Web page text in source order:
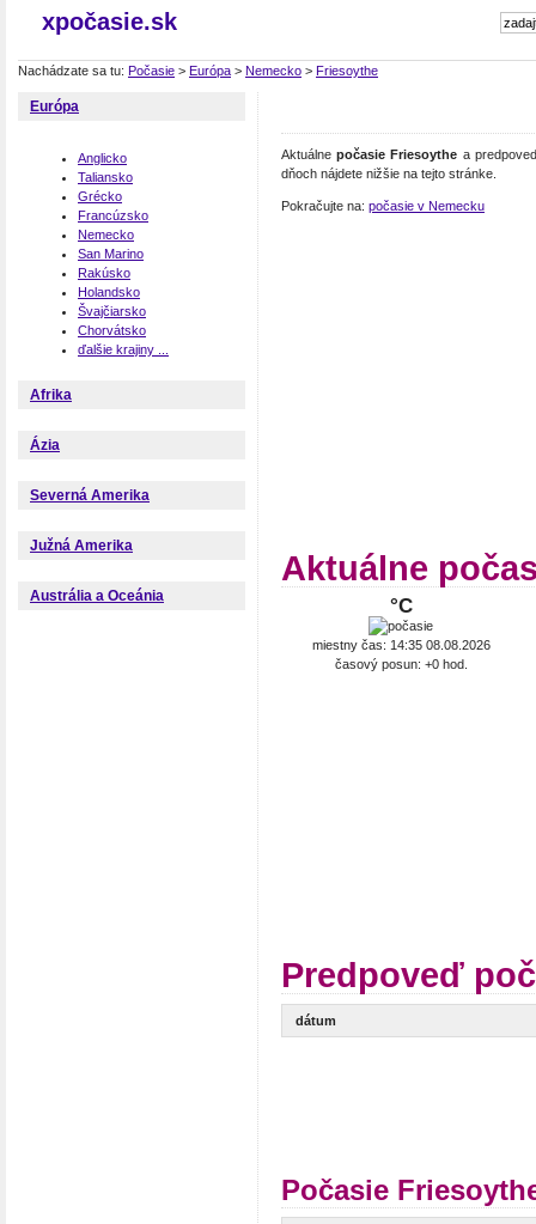
xpočasie.sk
Nachádzate sa tu: Počasie > Európa > Nemecko > Friesoythe
Európa
Anglicko
Taliansko
Grécko
Francúzsko
Nemecko
San Marino
Rakúsko
Holandsko
Švajčiarsko
Chorvátsko
ďalšie krajiny ...
Afrika
Ázia
Severná Amerika
Južná Amerika
Austrália a Oceánia
Aktuálnepočasie Friesoythe a
dňoch nájdete nižšie na tejto stránke.
Pokračujte na: počasie v Nemecku
Aktuálne
°C
miestny čas: 14:35 08.08.2026
časový posun: +0 hod.
Predpoveď
dátum
Počasie